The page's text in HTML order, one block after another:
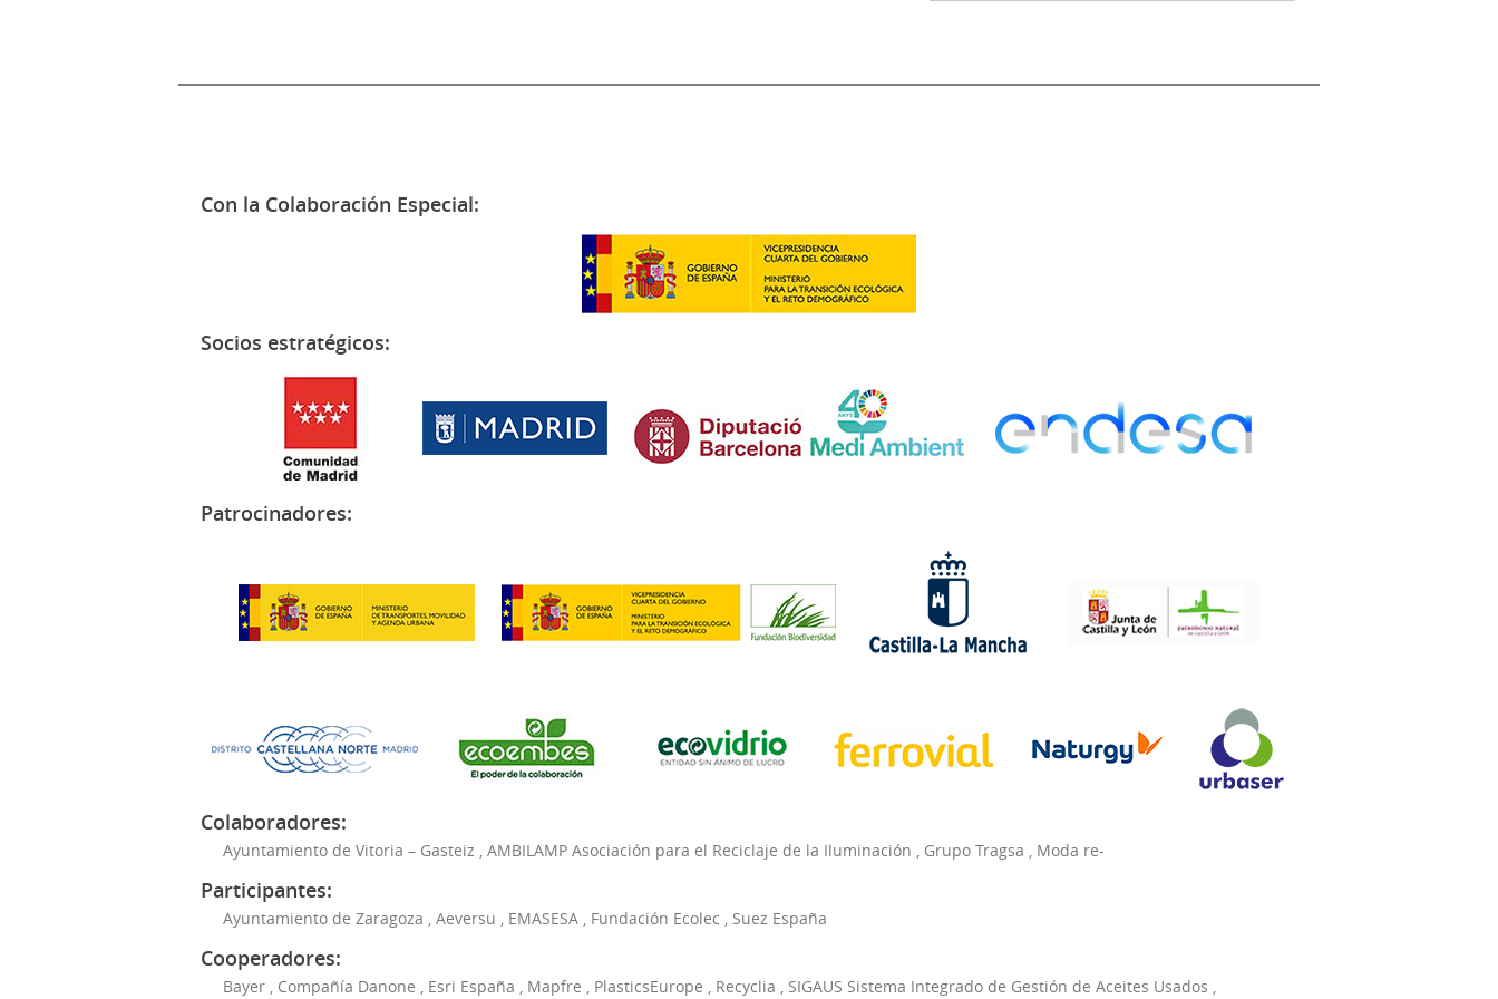
Con la Colaboración Especial:
Socios estratégicos:
Patrocinadores:
Colaboradores:
Ayuntamiento de Vitoria – Gasteiz AMBILAMP Asociación para el Reciclaje de la Iluminación Grupo Tragsa Moda re-
Participantes:
Ayuntamiento de Zaragoza Aeversu EMASESA Fundación Ecolec Suez España
Cooperadores:
Bayer Compañía Danone Esri España Mapfre PlasticsEurope Recyclia SIGAUS Sistema Integrado de Gestión de Aceites Usados